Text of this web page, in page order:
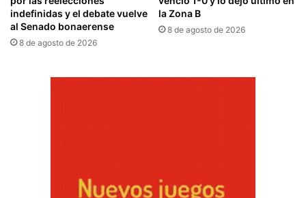
indefinidas y el debate vuelve
al Senado bonaerense
8 de agosto de 2026
la Zona B
8 de agosto de 2026